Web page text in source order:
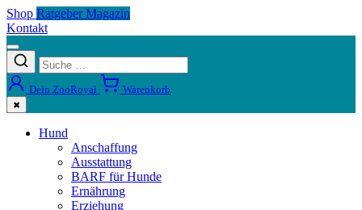
Shop Ratgeber Magazin
Kontakt
Dein ZooRoyal Warenkorb
✖
Hund
Anschaffung
Ausstattung
BARF für Hunde
Ernährung
Erziehung